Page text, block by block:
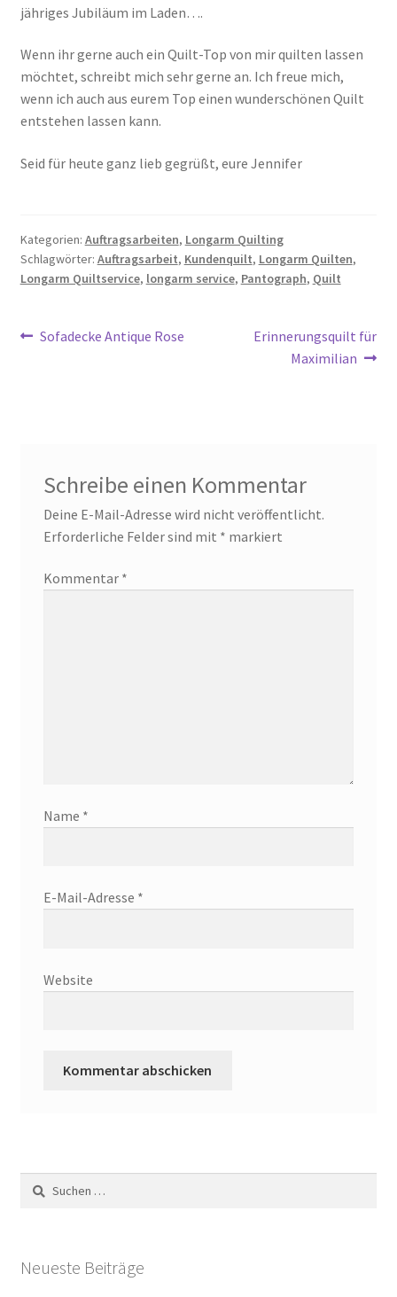
jähriges Jubiläum im Laden….
Wenn ihr gerne auch ein Quilt-Top von mir quilten lassen
möchtet, schreibt mich sehr gerne an. Ich freue mich,
wenn ich auch aus eurem Top einen wunderschönen Quilt
entstehen lassen kann.
Seid für heute ganz lieb gegrüßt, eure Jennifer
Kategorien: Auftragsarbeiten, Longarm Quilting
Schlagwörter: Auftragsarbeit, Kundenquilt, Longarm Quilten,
Longarm Quiltservice, longarm service, Pantograph, Quilt
Beitragsnavigation
Vorheriger
Sofadecke Antique Rose
Nächster
Beitrag:
Erinnerungsquilt für
Maximilian
Schreibe einen Kommentar
Deine E-Mail-Adresse wird nicht veröffentlicht.
Erforderliche Felder sind mit * markiert
Kommentar *
Name *
E-Mail-Adresse *
Website
Suchen
nach:
Neueste Beiträge